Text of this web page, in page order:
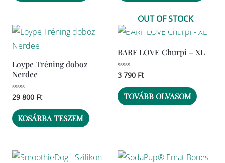
Loype Tréning doboz
Nerdee
Értékelés:
5
29 800 Ft
KOSÁRBA TESZEM
OUT OF STOCK
BARF LOVE Churpi – XL
Értékelés:
5
3 790 Ft
TOVÁBB OLVASOM